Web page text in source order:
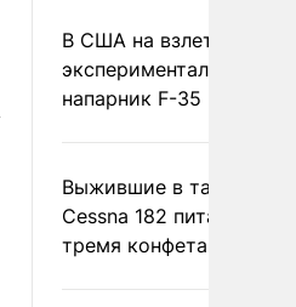
В США на взлете
экспериментальный
напарник F-35
Выжившие в тайге
Cessna 182 питались
тремя конфетами